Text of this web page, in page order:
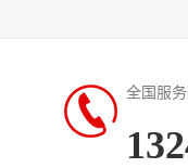
全国服